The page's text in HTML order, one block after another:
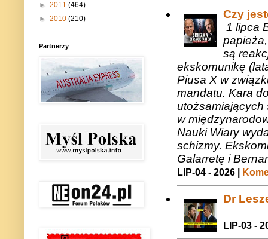
Czy
1 lipca
są
ekskomunikę
Piusa X w
mandatu. Kara
utożsamiających
w
Nauki Wiary
schizmy.
Galarretę i
LIP-04 - 2026 |
Dr
LIP-03 -
► 2011 (464)
► 2010 (210)
Partnerzy